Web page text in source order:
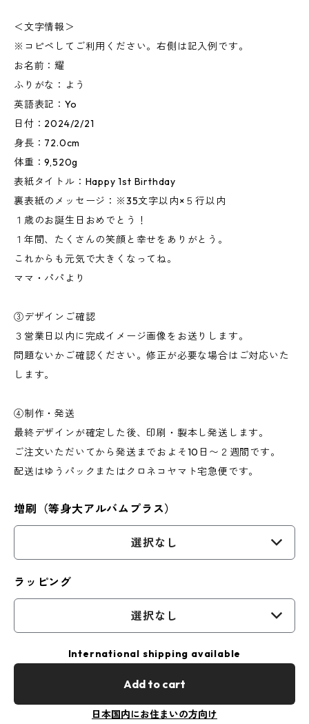
＜文字情報＞
※コピペしてご利用ください。右側は記入例です。
お名前：耀
ふりがな：よう
英語表記：Yo
日付：2024/2/21
身長：72.0cm
体重：9,520g
表紙タイトル：Happy 1st Birthday
裏表紙のメッセージ：※35文字以内×５行以内
１歳のお誕生日おめでとう！
１年間、たくさんの笑顔と幸せをありがとう。
これからも元気で大きくなってね。
ママ・パパより
③デザインご確認
３営業日以内に完成イメージ画像をお送りします。
問題ないかご確認ください。修正が必要な場合はご対応いた
します。
④制作・発送
最終デザインが確定した後、印刷・製本し発送します。
ご注文いただいてから発送までおよそ10日〜２週間です。
​配送はゆうパックまたはクロネコヤマト宅急便です。
増刷（等身大アルバムプラス）
選択なし
ラッピング
選択なし
International shipping available
Add to cart
日本国内にお住まいの方向け